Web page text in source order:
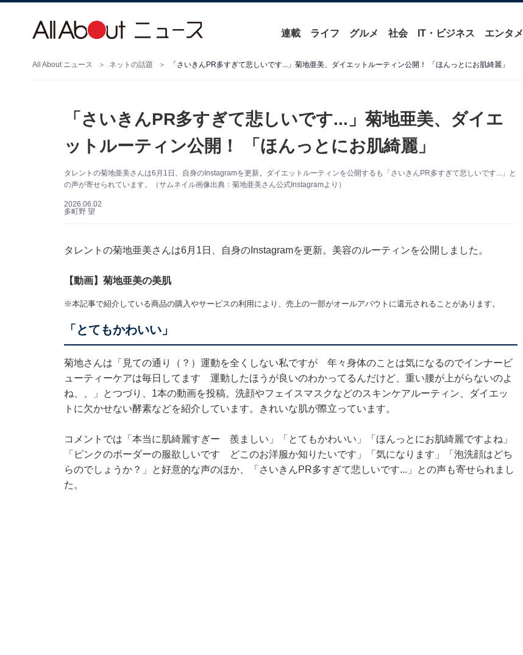
連載 ライフ グルメ 社会 IT・ビジネス エンタメ
All About ニュース ネットの話題 「さいきんPR多すぎて悲しいです...」菊地亜美、ダイエットルーティン公開！ 「ほんっとにお肌綺麗」
「さいきんPR多すぎて悲しいです...」菊地亜美、ダイエ
ットルーティン公開！ 「ほんっとにお肌綺麗」
タレントの菊地亜美さんは6月1日、自身のInstagramを更新。ダイエットルーティンを公開するも「さいきんPR多すぎて悲しいです...」と
の声が寄せられています。（サムネイル画像出典：菊地亜美さん公式Instagramより）
2026.06.02
多町野 望
タレントの菊地亜美さんは6月1日、自身のInstagramを更新。美容のルーティンを公開しました。
【動画】菊地亜美の美肌
※本記事で紹介している商品の購入やサービスの利用により、売上の一部がオールアバウトに還元されることがあります。
「とてもかわいい」
菊地さんは「見ての通り（？）運動を全くしない私ですが 年々身体のことは気になるのでインナービ
ューティーケアは毎日してます 運動したほうが良いのわかってるんだけど、重い腰が上がらないのよ
ね、、」とつづり、1本の動画を投稿。洗顔やフェイスマスクなどのスキンケアルーティン、ダイエッ
トに欠かせない酵素などを紹介しています。きれいな肌が際立っています。
コメントでは「本当に肌綺麗すぎー 羨ましい」「とてもかわいい」「ほんっとにお肌綺麗ですよね」
「ピンクのボーダーの服欲しいです どこのお洋服か知りたいです」「気になります」「泡洗顔はどち
らのでしょうか？」と好意的な声のほか、「さいきんPR多すぎて悲しいです...」との声も寄せられまし
た。